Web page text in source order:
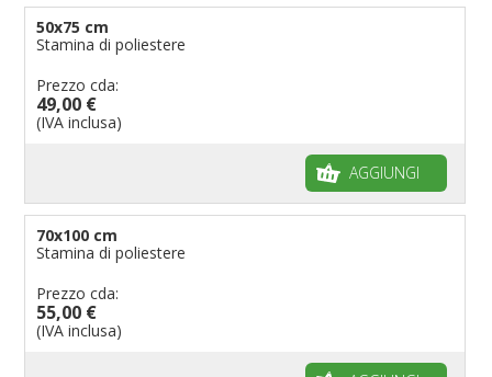
50x75 cm
Stamina di poliestere
Prezzo cda:
49,00 €
(IVA inclusa)
AGGIUNGI
70x100 cm
Stamina di poliestere
Prezzo cda:
55,00 €
(IVA inclusa)